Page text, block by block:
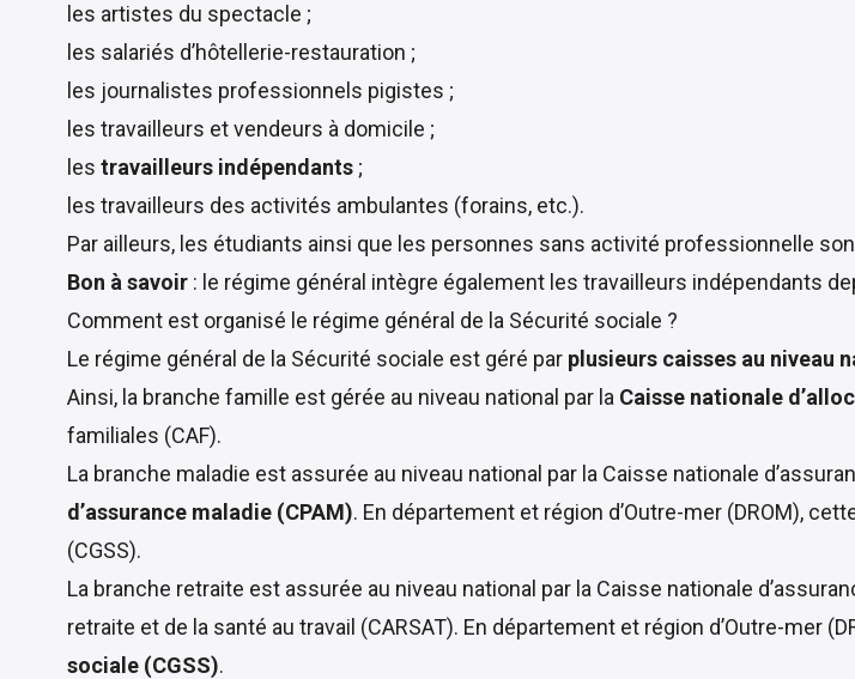
les artistes du spectacle ;
les salariés d’hôtellerie-restauration ;
les journalistes professionnels pigistes ;
les travailleurs et vendeurs à domicile ;
les travailleurs indépendants ;
les travailleurs des activités ambulantes (forains, etc.).
Par ailleurs, les étudiants ainsi que les personnes sans activité professionnelle
Bon à savoir : le régime général intègre également les travailleurs indépendants
Comment est organisé le régime général de la Sécurité sociale ?
Le régime général de la Sécurité sociale est géré par plusieurs caisses au niveau
Ainsi, la branche famille est gérée au niveau national par la Caisse nationale
familiales (CAF).
La branche maladie est assurée au niveau national par la Caisse nationale
d’assurance maladie (CPAM). En département et région d’Outre-mer (DROM),
(CGSS).
La branche retraite est assurée au niveau national par la Caisse nationale
retraite et de la santé au travail (CARSAT). En département et région d’Outre-mer
sociale (CGSS).